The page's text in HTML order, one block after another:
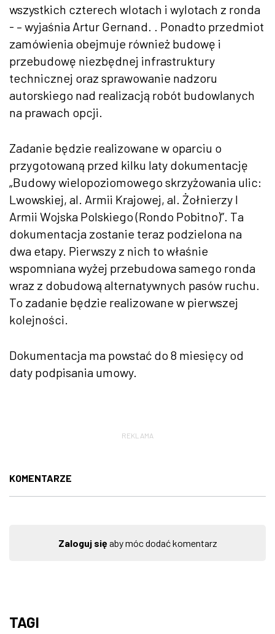
wszystkich czterech wlotach i wylotach z ronda
- – wyjaśnia Artur Gernand. . Ponadto przedmiot
zamówienia obejmuje również budowę i
przebudowę niezbędnej infrastruktury
technicznej oraz sprawowanie nadzoru
autorskiego nad realizacją robót budowlanych
na prawach opcji.
Zadanie będzie realizowane w oparciu o
przygotowaną przed kilku laty dokumentację
„Budowy wielopoziomowego skrzyżowania ulic:
Lwowskiej, al. Armii Krajowej, al. Żołnierzy I
Armii Wojska Polskiego (Rondo Pobitno)”. Ta
dokumentacja zostanie teraz podzielona na
dwa etapy. Pierwszy z nich to właśnie
wspomniana wyżej przebudowa samego ronda
wraz z dobudową alternatywnych pasów ruchu.
To zadanie będzie realizowane w pierwszej
kolejności.
Dokumentacja ma powstać do 8 miesięcy od
daty podpisania umowy.
REKLAMA
KOMENTARZE
Zaloguj sięaby móc dodać komentarz
TAGI